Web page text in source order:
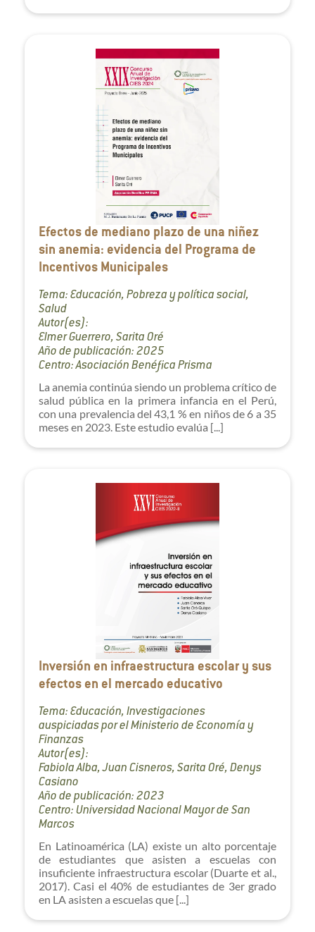
Efectos de mediano plazo de una niñez
sin anemia: evidencia del Programa de
Incentivos Municipales
Tema: Educación, Pobreza y política social,
Salud
Autor(es):
Elmer Guerrero, Sarita Oré
Año de publicación: 2025
Centro: Asociación Benéfica Prisma
La anemia continúa siendo un problema crítico de
salud pública en la primera infancia en el Perú,
con una prevalencia del 43,1 % en niños de 6 a 35
meses en 2023. Este estudio evalúa [...]
Inversión en infraestructura escolar y sus
efectos en el mercado educativo
Tema: Educación, Investigaciones
auspiciadas por el Ministerio de Economía y
Finanzas
Autor(es):
Fabiola Alba, Juan Cisneros, Sarita Oré, Denys
Casiano
Año de publicación: 2023
Centro: Universidad Nacional Mayor de San
Marcos
En Latinoamérica (LA) existe un alto porcentaje
de estudiantes que asisten a escuelas con
insuficiente infraestructura escolar (Duarte et al.,
2017). Casi el 40% de estudiantes de 3er grado
en LA asisten a escuelas que [...]